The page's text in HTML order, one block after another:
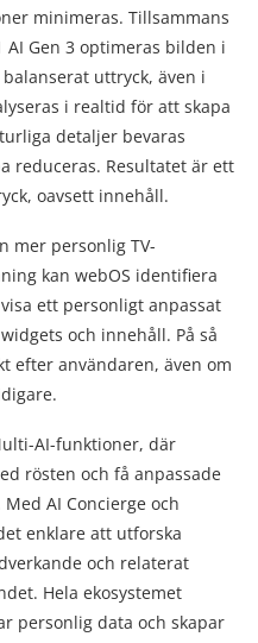
minimeras. Tillsammans
AI Gen 3 optimeras bilden i
uttryck, även i
i realtid för att skapa
detaljer bevaras
reduceras. Resultatet är ett
oavsett innehåll.
mer personlig TV-
kan webOS identifiera
ett personligt anpassat
och innehåll. På så
efter användaren, även om
AI-funktioner, där
rösten och få anpassade
AI Concierge och
enklare att utforska
och relaterat
Hela ekosystemet
personlig data och skapar